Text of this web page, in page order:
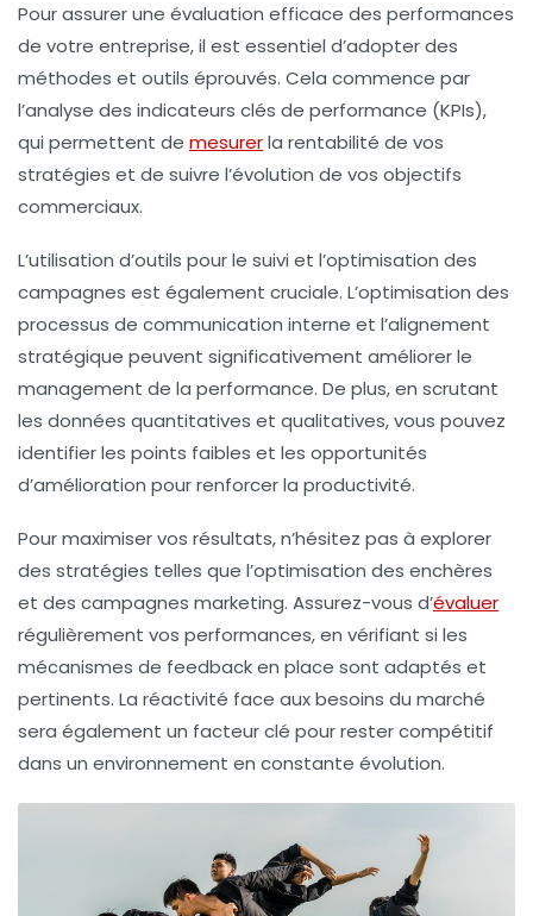
Pour assurer une évaluation efficace des performances
de votre entreprise, il est essentiel d’adopter des
méthodes et outils éprouvés. Cela commence par
l’analyse des indicateurs clés de performance (KPIs),
qui permettent de mesurerla rentabilité de vos
stratégies et de suivre l’évolution de vos objectifs
commerciaux.
L’utilisation d’outils pour le suivi et l’optimisation des
campagnes est également cruciale. L’optimisation des
processus de communication interne et l’alignement
stratégique peuvent significativement améliorer le
management de la performance. De plus, en scrutant
les données quantitatives et qualitatives, vous pouvez
identifier les points faibles et les opportunités
d’amélioration pour renforcer la productivité.
Pour maximiser vos résultats, n’hésitez pas à explorer
des stratégies telles que l’optimisation des enchères
et des campagnes marketing. Assurez-vous d’évaluer
régulièrement vos performances, en vérifiant si les
mécanismes de feedback en place sont adaptés et
pertinents. La réactivité face aux besoins du marché
sera également un facteur clé pour rester compétitif
dans un environnement en constante évolution.